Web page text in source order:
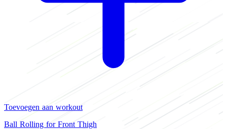
Toevoegen aan workout
Ball Rolling for Front Thigh